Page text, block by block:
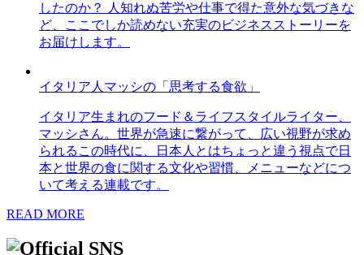
したのか？ 人知れぬ苦労や仕事で得た意外な気づきな
ど、ここでしか読めない充実のビジネスストーリーを
お届けします。
イタリア人マッシの「思考する食欲」
イタリア生まれのフード＆ライフスタイルライター、
マッシさん。世界が急速に繋がって、広い視野が求め
られるこの時代に、日本人とはちょっと違う視点で日
本と世界の食に関する文化や習慣、メニューなどにつ
いて考える連載です。
READ MORE